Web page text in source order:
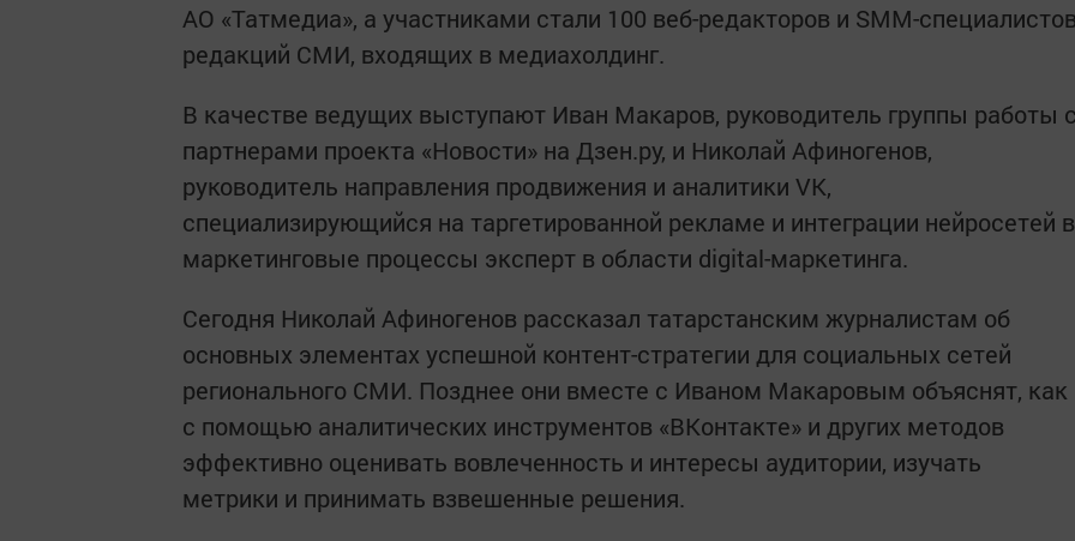
АО «Татмедиа», а участниками стали 100 веб-редакторов и SMM-
редакций СМИ, входящих в медиахолдинг.
В качестве ведущих выступают Иван Макаров, руководитель группы работы
партнерами проекта «Новости» на Дзен.ру, и Николай Афиногенов,
руководитель направления продвижения и аналитики VK,
специализирующийся на таргетированной рекламе и интеграции нейросетей в
маркетинговые процессы эксперт в области digital-маркетинга.
Сегодня Николай Афиногенов рассказал татарстанским журналистам об
основных элементах успешной контент-стратегии для социальных сетей
регионального СМИ. Позднее они вместе с Иваном Макаровым объяснят, как
с помощью аналитических инструментов «ВКонтакте» и других методов
эффективно оценивать вовлеченность и интересы аудитории, изучать
метрики и принимать взвешенные решения.